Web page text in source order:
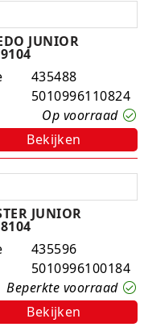
JUNIOR
435488
5010996110824
Op voorraad
Bekijken
JUNIOR
435596
5010996100184
Beperkte voorraad
Bekijken